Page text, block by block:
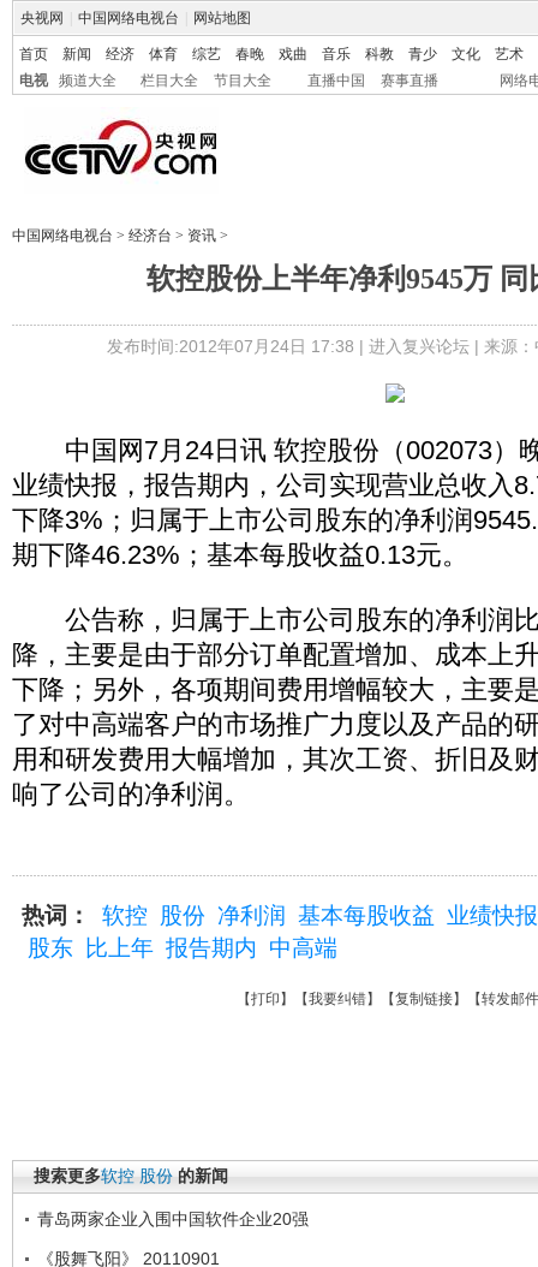
央视网 中国网络电视台 网站地图
首页 新闻 经济 体育 综艺 春晚 戏曲 音乐 科教 青少 文化
艺术
电视
频道大全 栏目大全 节目大全 直播中国 赛事直播 网络
中国网络电视台 > 经济台 > 资讯 >
软控股份上半年净利9545万 同
发布时间:2012年07月24日 17:38 | 进入复兴论坛| 来源
中国网7月24日讯 软控股份（002073）
业绩快报，报告期内，公司实现营业总收入
下降3%；归属于上市公司股东的净利润
期下降46.23%；基本每股收益0.13元。
公告称，归属于上市公司股东的净利润
降，主要是由于部分订单配置增加、成本上
下降；另外，各项期间费用增幅较大，主要
了对中高端客户的市场推广力度以及产品的
用和研发费用大幅增加，其次工资、折旧及
响了公司的净利润。
热词： 软控 股份 净利润 基本每股收益 业绩快报
股东
比上年 报告期内 中高端
【打印 】【我要纠错】【复制链接】【转发邮件
搜索更多软控 股份 的新闻
青岛两家企业入围中国软件企业20强
《股舞飞阳》 20110901